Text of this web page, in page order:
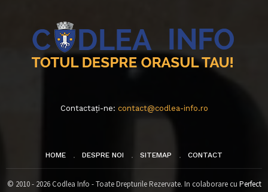
Contactați-ne: contact@codlea-info.ro
HOME DESPRE NOI SITEMAP CONTACT
© 2010 - 2026 Codlea Info - Toate Drepturile Rezervate. In colaborare cu Perfect